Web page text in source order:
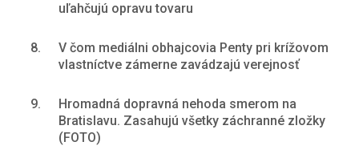
uľahčujú opravu tovaru
8.
V čom mediálni obhajcovia Penty pri krížovom
vlastníctve zámerne zavádzajú verejnosť
9.
Hromadná dopravná nehoda smerom na
Bratislavu. Zasahujú všetky záchranné zložky
(FOTO)